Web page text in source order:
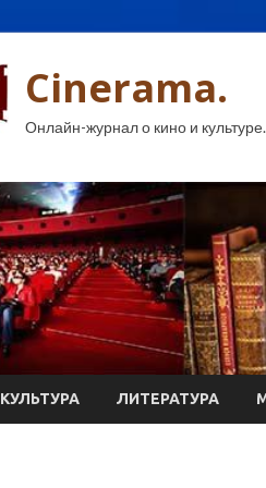
Cinerama.
Онлайн-журнал о кино и культуре.
КУЛЬТУРА ЛИТЕРАТУРА